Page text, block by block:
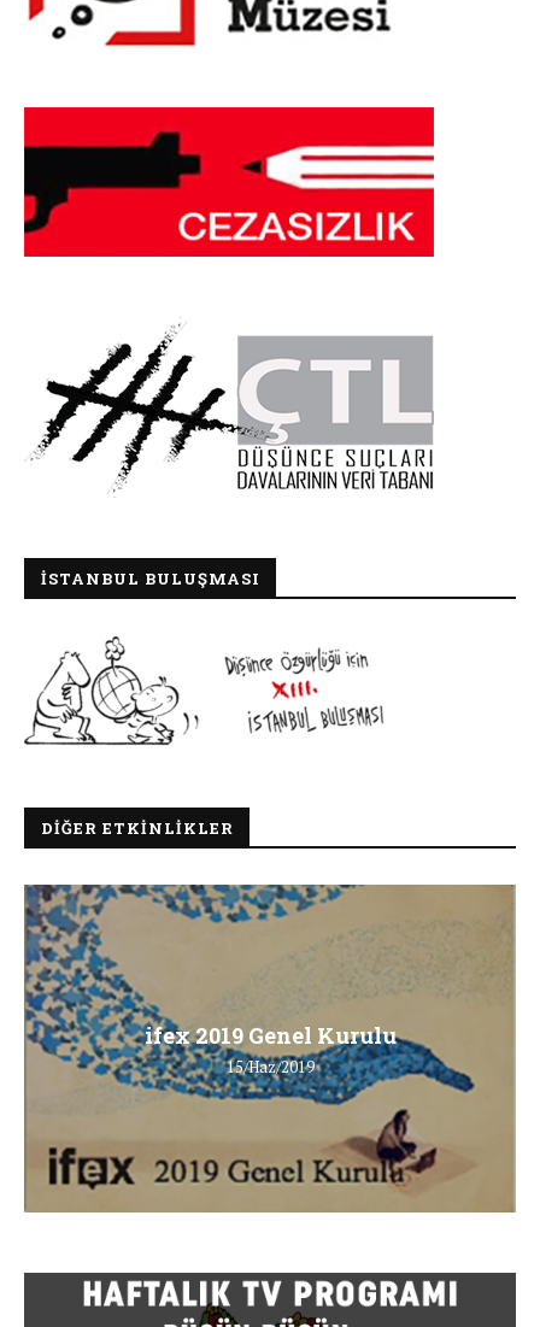
İSTANBUL BULUŞMASI
DIĞER ETKINLIKLER
ifex 2019 Genel Kurulu
15/Haz/2019